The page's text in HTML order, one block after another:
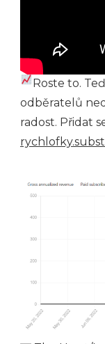
Roste to.
odběratelů
radost. Přidat